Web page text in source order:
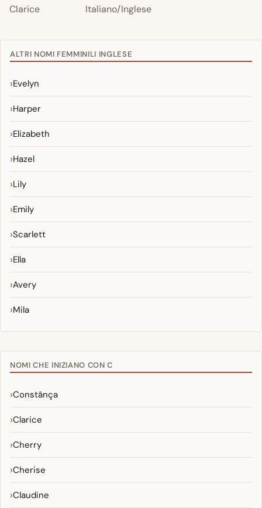
Clarice
Italiano/Inglese
ALTRI NOMI FEMMINILI INGLESE
Evelyn
Harper
Elizabeth
Hazel
Lily
Emily
Scarlett
Ella
Avery
Mila
NOMI CHE INIZIANO CON C
Constânça
Clarice
Cherry
Cherise
Claudine